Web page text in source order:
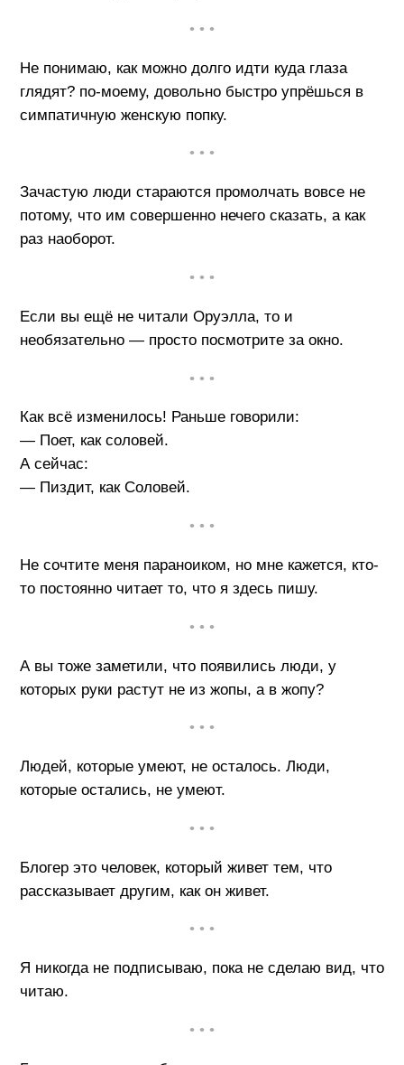
• • •
Не понимаю, как можно долго идти куда глаза
глядят? по-моему, довольно быстро упрёшься в
симпатичную женскую попку.
• • •
Зачастую люди стараются промолчать вовсе не
потому, что им совершенно нечего сказать, а как
раз наоборот.
• • •
Если вы ещё не читали Оруэлла, то и
необязательно — просто посмотрите за окно.
• • •
Как всё изменилось! Раньше говорили:
— Поет, как соловей.
А сейчас:
— Пиздит, как Соловей.
• • •
Не сочтите меня параноиком, но мне кажется, кто-
то постоянно читает то, что я здесь пишу.
• • •
А вы тоже заметили, что появились люди, у
которых руки растут не из жопы, а в жопу?
• • •
Людей, которые умеют, не осталось. Люди,
которые остались, не умеют.
• • •
Блогер это человек, который живет тем, что
рассказывает другим, как он живет.
• • •
Я никогда не подписываю, пока не сделаю вид, что
читаю.
• • •